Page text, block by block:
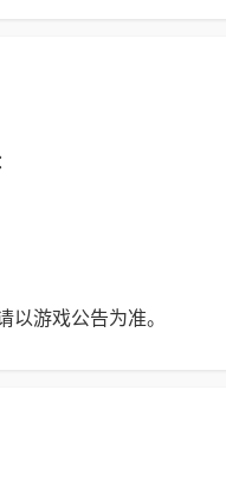
以游戏公告为准。